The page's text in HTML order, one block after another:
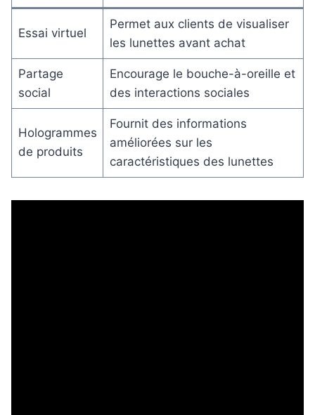
Essai virtuel
Permet aux clients de visualiser
les lunettes avant achat
Partage
social
Encourage le bouche-à-oreille et
des interactions sociales
Hologrammes
de produits
Fournit des informations
améliorées sur les
caractéristiques des lunettes